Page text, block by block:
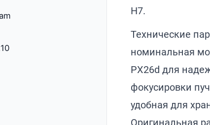
H7.
Технические
номинальная
PX26d для
фокусировки
удобная для